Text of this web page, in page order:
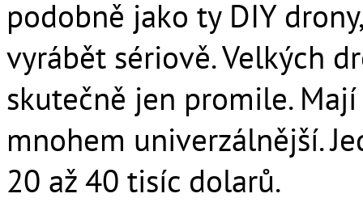
podobně jako ty DIY
vyrábět sériově. Velkých
skutečně jen promile.
mnohem univerzálnější.
20 až 40 tisíc dolarů.